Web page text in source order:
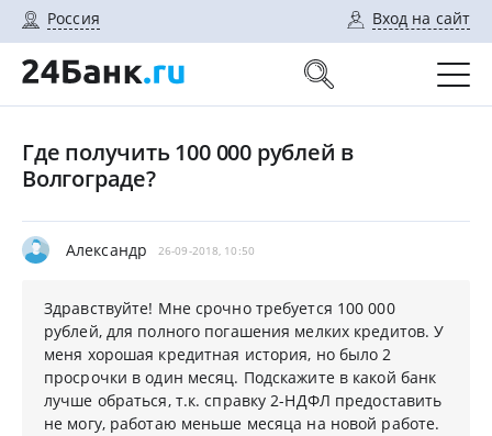
Россия Вход на сайт
Где получить 100 000 рублей в
Волгограде?
Александр 26-09-2018, 10:50
Здравствуйте! Мне срочно требуется 100 000
рублей, для полного погашения мелких кредитов. У
меня хорошая кредитная история, но было 2
просрочки в один месяц. Подскажите в какой банк
лучше обраться, т.к. справку 2-НДФЛ предоставить
не могу, работаю меньше месяца на новой работе.